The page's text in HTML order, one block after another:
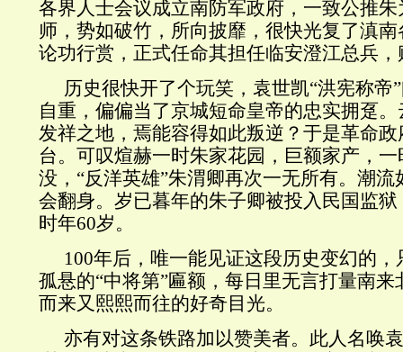
各界人士会议成立南防军政府，一致公推
师，势如破竹，所向披靡，很快光复了滇
论功行赏，正式任命其担任临安澄江总兵
历史很快开了个玩笑，袁世凯“洪宪称帝
自重，偏偏当了京城短命皇帝的忠实拥趸
发祥之地，焉能容得如此叛逆？于是革命
台。可叹煊赫一时朱家花园，巨额家产，
没，“反洋英雄”朱渭卿再次一无所有。潮
会翻身。岁已暮年的朱子卿被投入民国监
时年60岁。
100年后，唯一能见证这段历史变幻的
孤悬的“中将第”匾额，每日里无言打量南
而来又熙熙而往的好奇目光。
亦有对这条铁路加以赞美者。此人名唤